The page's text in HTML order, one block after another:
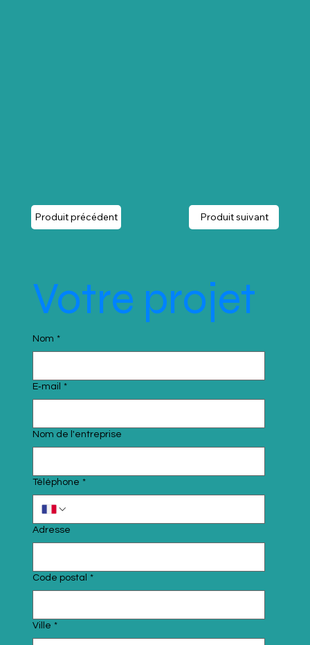
Produit précédent Produit suivant
Votre projet
Nom *
E‑mail *
Nom de l'entreprise
Téléphone *
Adresse
Code postal *
Ville *